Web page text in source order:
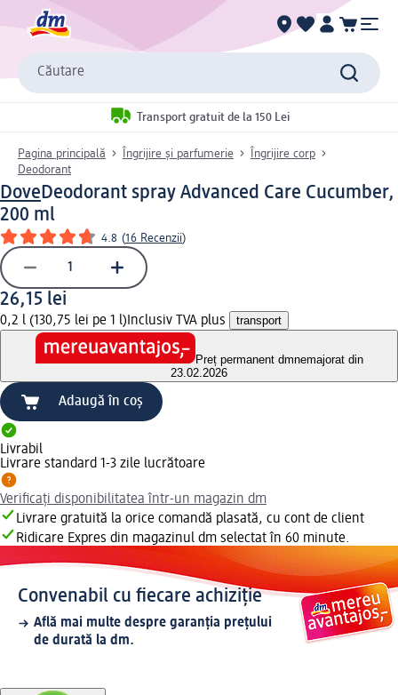
Căutare
Transport gratuit de la 150 Lei
Pagina principală Îngrijire și parfumerie
Îngrijire corp
Deodorant
DoveDeodorant spray Advanced Care Cucumber,
200 ml
4.8 (16 Recenzii)
26,15 lei
0,2 l (130,75 lei pe 1 l) Inclusiv TVA plus transport
Preț permanent dmnemajorat din
23.02.2026
Adaugă în coș
Livrabil
Livrare standard 1-3 zile lucrătoare
Verificați disponibilitatea într-un magazin dm
Livrare gratuită la orice comandă plasată, cu cont de client
Ridicare Expres din magazinul dm selectat în 60 minute.
Convenabil cu fiecare achiziție
Află mai multe despre garanția prețului
de durată la dm.